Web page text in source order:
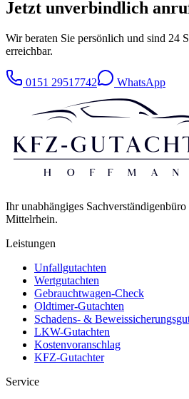
Jetzt unverbindlich
Wir beraten Sie persönlich und sind 24
erreichbar.
0151 29517742 WhatsApp
Ihr unabhängiges
Mittelrhein.
Leistungen
Unfallgutachten
Wertgutachten
Gebrauchtwagen-Check
Oldtimer-Gutachten
Schadens- &
LKW-Gutachten
Kostenvoranschlag
KFZ-Gutachter
Service